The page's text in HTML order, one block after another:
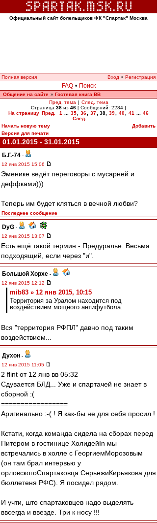
Официальный сайт болельщиков ФК "Спартак" Москва
Полная версия Вход • Регистрация
FAQ • Поиск
Общение на сайте » Гостевая книга ВВ
Пред. тема | След. тема
Страница 38 из 46 [ Сообщений: 2284 ]
На страницу Пред. 1 35 36 37 38 39 40 41
46
След.
Начать новую тему
Добавить
Версия для печати
01.01.2015 - 31.01.2015
Б.Г.-74 -
12 янв 2015 15:06
Эменике ведёт переговоры с мусарней и
деффками)))
Теперь им будет кляться в вечной любви?
Последнее сообщение
DyG -
12 янв 2015 13:07
Есть ещё такой термин - Предуралье. Весьма
подходящий, если через "и".
Большой Хорхе -
12 янв 2015 12:12
mib83 » 12 янв 2015, 10:15
Территория за Уралом находится под
воздействием мощного антифутбола.
Вся "территория РФПЛ" давно под таким
воздействием...
Духон -
12 янв 2015 11:05
2 flint от 12 янв вв 05:32
Сдувается БЛД... Уже и спартачей не знает в
сборной :(
=================
Аригинально :-( ! Я как-бы не для себя просил !
Кстати, когда команда сидела на сборах перед
Питером в гостинице ХолидейIn мы
встречались в холле с ГеоргиемМорозовым
(он там брал интервью у
орловскогоСпартаковца СерьежиКирьякова для
бюллетеня РФС). Я посидел рядом.
И учти, што спартаковцев надо выделять
ввсегда и ввезде. Три к носу !!!